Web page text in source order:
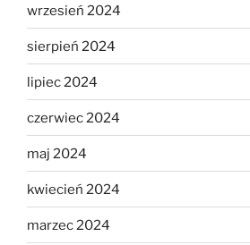
wrzesień 2024
sierpień 2024
lipiec 2024
czerwiec 2024
maj 2024
kwiecień 2024
marzec 2024